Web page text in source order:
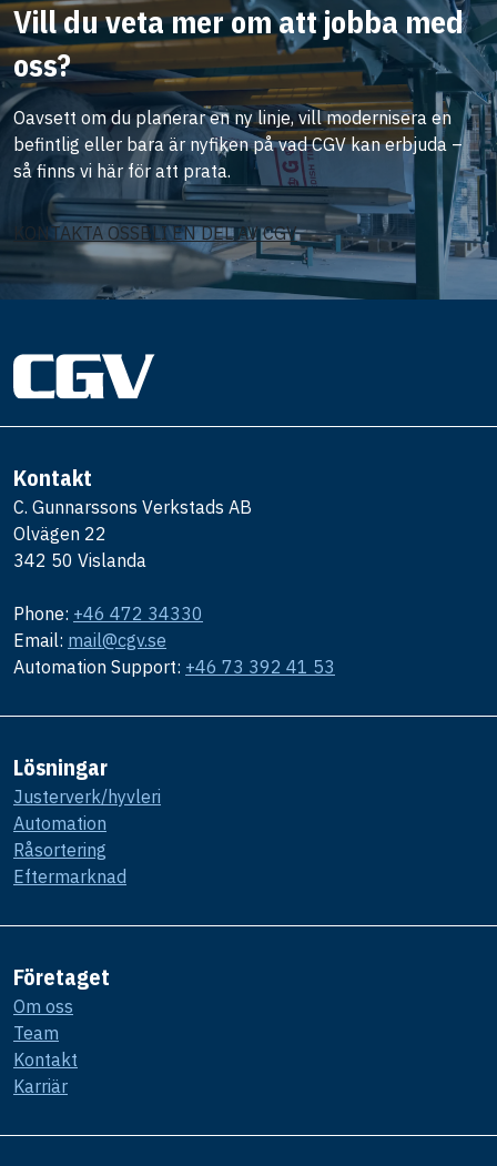
Vill du veta mer om att jobba med
oss?
Oavsett om du planerar en ny linje, vill modernisera en
befintlig eller bara är nyfiken på vad CGV kan erbjuda –
så finns vi här för att prata.
KONTAKTA OSSBLI EN DEL AV CGV
Kontakt
C. Gunnarssons Verkstads AB
Olvägen 22
342 50 Vislanda
Phone: +46 472 34330
Email: mail@cgv.se
Automation Support: +46 73 392 41 53
Lösningar
Justerverk/hyvleri
Automation
Råsortering
Eftermarknad
Företaget
Om oss
Team
Kontakt
Karriär